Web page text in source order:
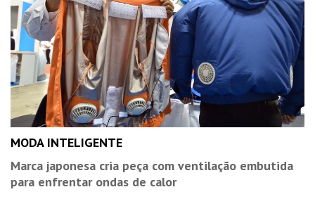
MODA INTELIGENTE
Marca japonesa cria peça com ventilação embutida
para enfrentar ondas de calor